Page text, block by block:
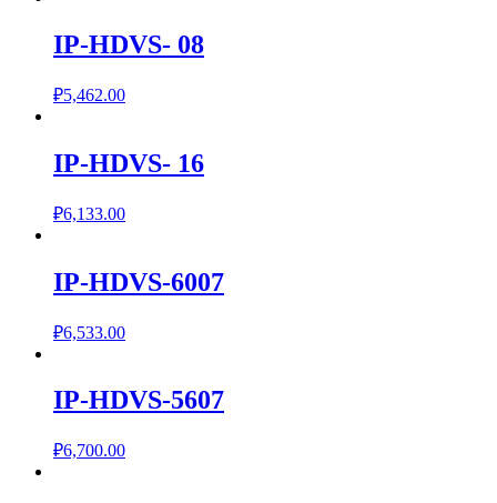
IP-HDVS- 08
₽5,462.00
IP-HDVS- 16
₽6,133.00
IP-HDVS-6007
₽6,533.00
IP-HDVS-5607
₽6,700.00